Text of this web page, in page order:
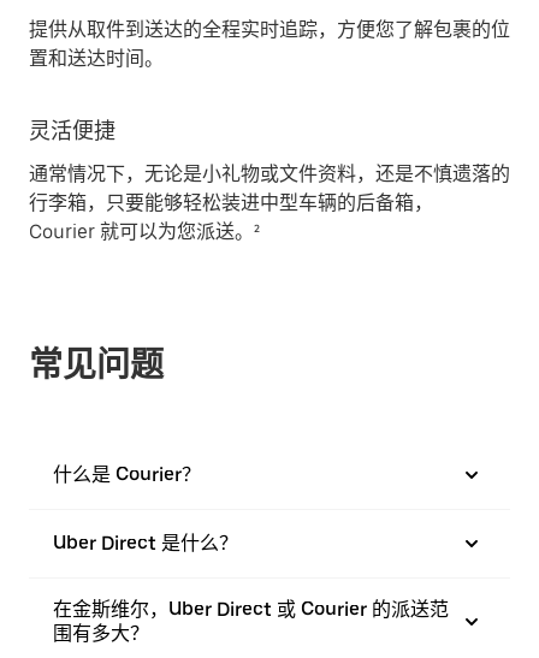
提供从取件到送达的全程实时追踪，方便您了解包裹的位
置和送达时间。
灵活便捷
通常情况下，无论是小礼物或文件资料，还是不慎遗落的
行李箱，只要能够轻松装进中型车辆的后备箱，
Courier 就可以为您派送。²
常见问题
什么是 Courier？
Uber Direct 是什么？
在金斯维尔，Uber Direct 或 Courier 的派送范
围有多大？